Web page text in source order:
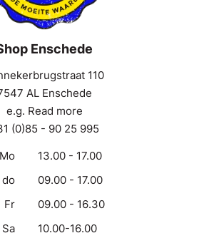
Enschede
110
AL Enschede
e.g. Read more
(0)85 - 90 25 995
Mo
13.00 - 17.00
do
09.00 - 17.00
Fr
09.00 - 16.30
Sa
10.00-16.00